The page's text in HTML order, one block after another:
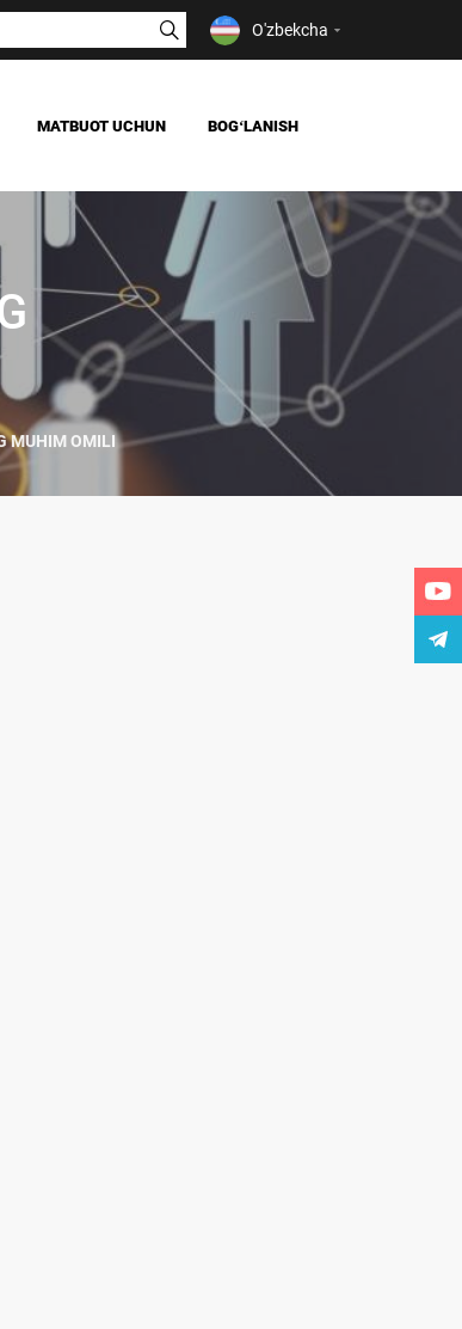
O'zbekcha
MATBUOT UCHUN
YANGILIKLAR
OAV BIZ HAQIMIZDA
BOGʻLANISH
MUHIM OMILI